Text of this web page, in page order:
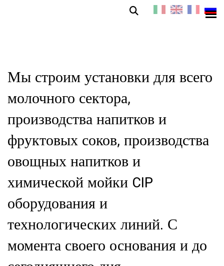
Мы строим установки для всего
молочного сектора,
производства напитков и
фруктовых соков, производства
овощных напитков и
химической мойки CIP
оборудования и
технологических линий. С
момента своего основания и до